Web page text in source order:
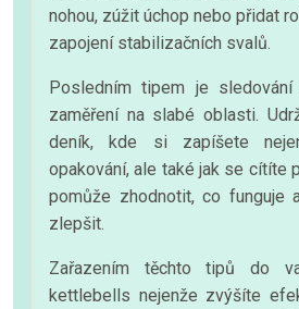
nohou, zúžit úchop nebo přidat
zapojení stabilizačních svalů.
Posledním tipem je
zaměření na slabé oblasti.
deník, kde si zapíšete
opakování, ale také jak se cítíte
pomůže zhodnotit, co funguje
zlepšit.
Zařazením těchto tipů do
kettlebells nejenže zvýšíte